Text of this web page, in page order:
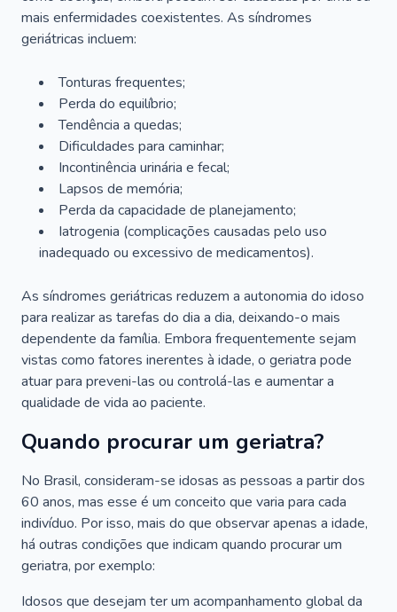
mais enfermidades coexistentes. As síndromes
geriátricas incluem:
Tonturas frequentes;
Perda do equilíbrio;
Tendência a quedas;
Dificuldades para caminhar;
Incontinência urinária e fecal;
Lapsos de memória;
Perda da capacidade de planejamento;
Iatrogenia (complicações causadas pelo uso
inadequado ou excessivo de medicamentos).
As síndromes geriátricas reduzem a autonomia do idoso
para realizar as tarefas do dia a dia, deixando-o mais
dependente da família. Embora frequentemente sejam
vistas como fatores inerentes à idade, o geriatra pode
atuar para preveni-las ou controlá-las e aumentar a
qualidade de vida ao paciente.
Quando procurar um geriatra?
No Brasil, consideram-se idosas as pessoas a partir dos
60 anos, mas esse é um conceito que varia para cada
indivíduo. Por isso, mais do que observar apenas a idade,
há outras condições que indicam quando procurar um
geriatra, por exemplo:
Idosos que desejam ter um acompanhamento global da